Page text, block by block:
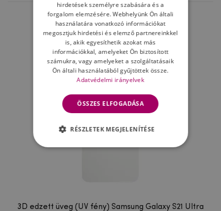
Ne felejtsd el
3D edzett üveg (UV fény) Samsung Galaxy S21 Ultra
hirdetések személyre szabására és a
forgalom elemzésére. Webhelyünk Ön általi
használatára vonatkozó információkat
megosztjuk hirdetési és elemző partnereinkkel
is, akik egyesíthetik azokat más
információkkal, amelyeket Ön biztosított
számukra, vagy amelyeket a szolgáltatásaik
Ön általi használatából gyűjtöttek össze.
Adatvédelmi irányelvek
ÖSSZES ELFOGADÁSA
RÉSZLETEK MEGJELENÍTÉSE